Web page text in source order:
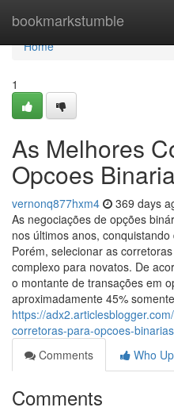
bookmarkstumble
Home
Home
1
As Melhores
Opcoes
vernonq877hxm4 369 days
As negociações de opções
nos últimos anos,
Porém, selecionar as
complexo para novatos. De
o montante de transações em
aproximadamente 45%
https://
corretoras-para-opcoes-binarias
Comments
Who
Comments